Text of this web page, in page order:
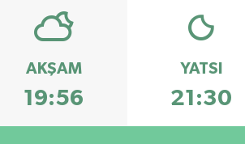
AKŞAM
19:56
YATSI
21:30